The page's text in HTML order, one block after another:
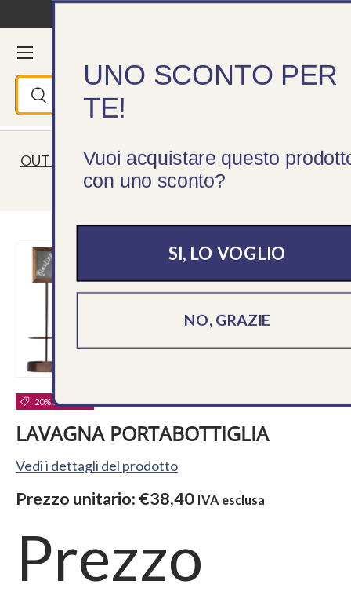
Passa ai contenuti
Cerca
Cerca
Cerca Accedi
Menu
OUTLET: Articoli fino al 50% ⏰ Fino a esaurimento
scorte!
20% di sconto
LAVAGNA PORTABOTTIGLIA
Vedi i dettagli del prodotto
Prezzo unitario: €38,40 IVA esclusa
Prezzo
UNO SCONTO PER
TE!
Vuoi acquistare questo
con uno sconto?
SI, LO VOGLIO
NO, GRAZIE